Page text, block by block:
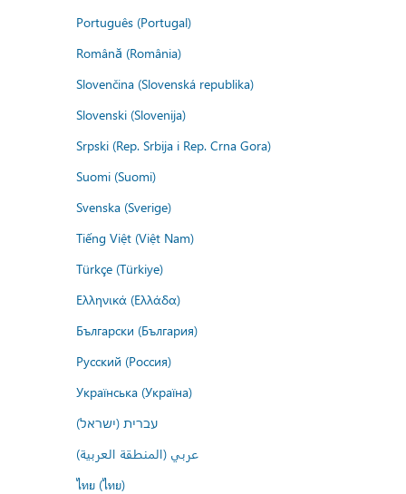
Português (Portugal)
Română (România)
Slovenčina (Slovenská republika)
Slovenski (Slovenija)
Srpski (Rep. Srbija i Rep. Crna Gora)
Suomi (Suomi)
Svenska (Sverige)
Tiếng Việt (Việt Nam)
Türkçe (Türkiye)
Ελληνικά (Ελλάδα)
Български (България)
Русский (Россия)
Українська (Україна)
עברית (ישראל)
عربي (المنطقة العربية)
ไทย (ไทย)